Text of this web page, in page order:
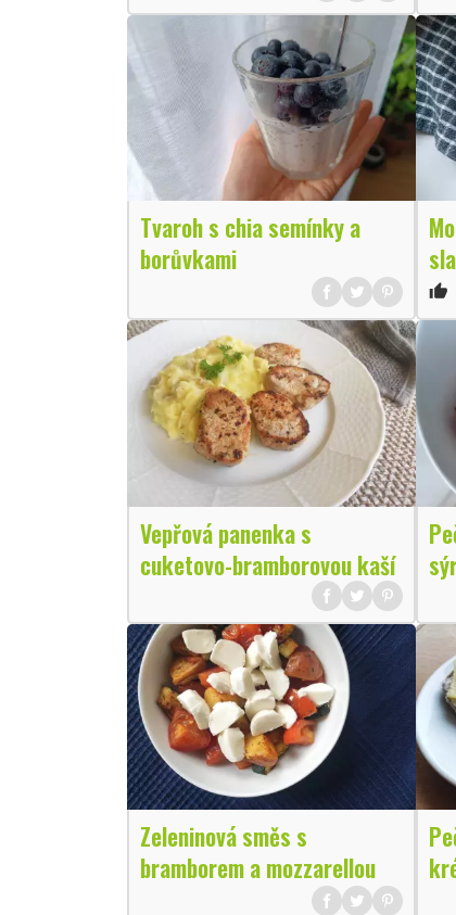
Tvaroh s chia semínky a
borůvkami
thumb_up
Vepřová panenka s
cuketovo-bramborovou kaší
Zeleninová směs s
bramborem a mozzarellou